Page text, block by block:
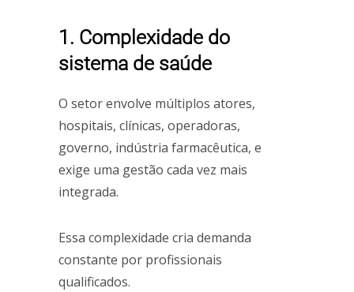
1. Complexidade do
sistema de saúde
O setor envolve múltiplos atores,
hospitais, clínicas, operadoras,
governo, indústria farmacêutica, e
exige uma gestão cada vez mais
integrada.
Essa complexidade cria demanda
constante por profissionais
qualificados.